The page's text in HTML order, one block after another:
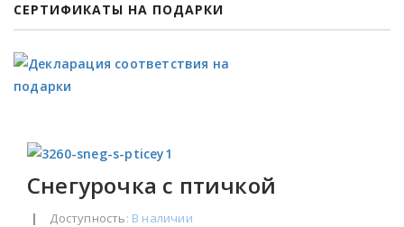
СЕРТИФИКАТЫ НА ПОДАРКИ
Снегурочка с птичкой
| Доступность: В наличии